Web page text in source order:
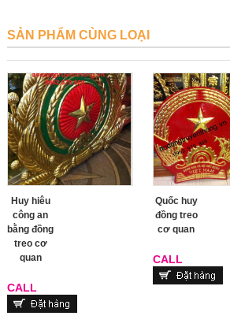
SẢN PHẨM CÙNG LOẠI
Huy hiêu
công an
bằng đồng
treo cơ
quan
CALL
Quốc huy
đồng treo
cơ quan
CALL